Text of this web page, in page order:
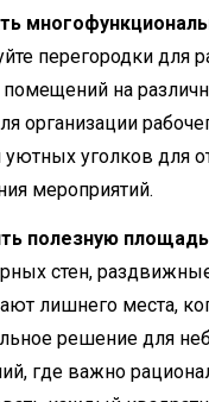
перегородки для
на
организации
уютных уголков для
мероприятий.
полезную площадь
стен,
лишнего места,
решение для
где важно